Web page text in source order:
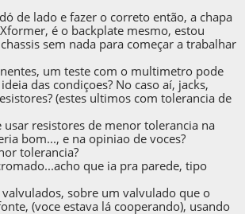
de lado e fazer o correto então, a chapa
é o backplate mesmo, estou
sem nada para começar a trabalhar
um teste com o multimetro pode
das condiçoes? No caso aí, jacks,
(estes ultimos com tolerancia de
resistores de menor tolerancia na
bom..., e na opiniao de voces?
tolerancia?
que ia pra parede, tipo
sobre um valvulado que o
(voce estava lá cooperando), usando